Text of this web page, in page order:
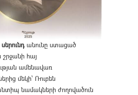
անունը ստացած
հայ
ամենավառ
մեկի՝ Ռուբեն
նամակների ժողովածուն